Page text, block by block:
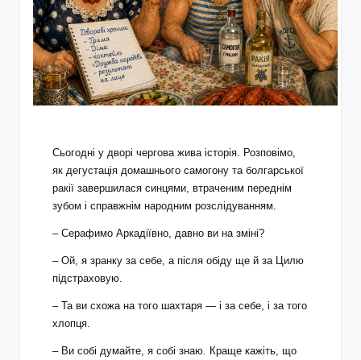
Сьогодні у дворі чергова жива історія. Розповімо,
як дегустація домашнього самогону та болгарської
ракії завершилася синцями, втраченим переднім
зубом і справжнім народним розслідуванням.
– Серафимо Аркадіївно, давно ви на зміні?
– Ой, я зранку за себе, а після обіду ще й за Цилю
підстраховую.
– Та ви схожа на того шахтаря — і за себе, і за того
хлопця.
– Ви собі думайте, я собі знаю. Краще кажіть, що